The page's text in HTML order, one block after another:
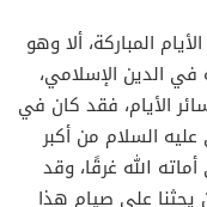
المباركة، ألا وهو
الدين الإسلامي،
الأيام، فقد كان في
السلام من أكبر
الله غرقًا، وقد
على صيام هذا